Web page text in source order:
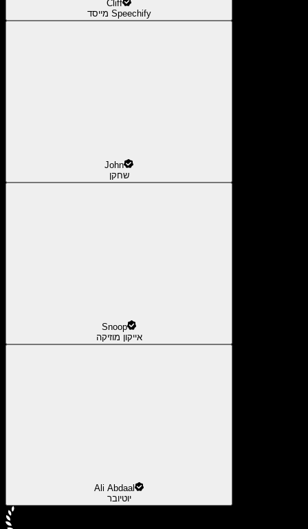
Cliff
מייסד Speechify
John
שחקן
Snoop
אייקון מוזיקה
Ali Abdaal
יוטיובר